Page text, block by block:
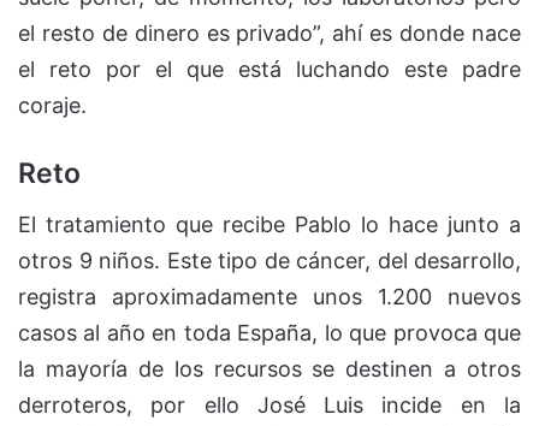
el resto de dinero es privado”, ahí es donde nace
el reto por el que está luchando este padre
coraje.
Reto
El tratamiento que recibe Pablo lo hace junto a
otros 9 niños. Este tipo de cáncer, del desarrollo,
registra aproximadamente unos 1.200 nuevos
casos al año en toda España, lo que provoca que
la mayoría de los recursos se destinen a otros
derroteros, por ello José Luis incide en la